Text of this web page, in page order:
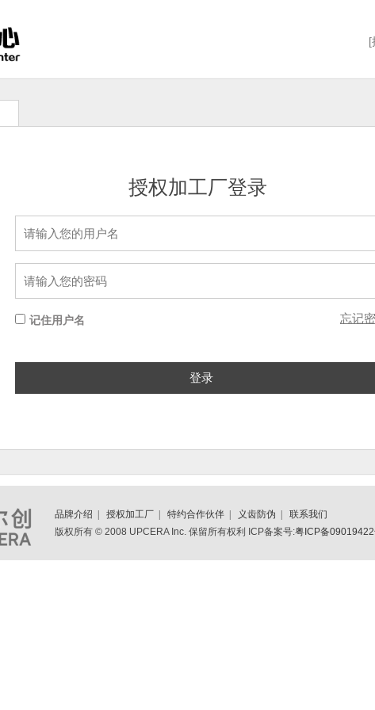
[
授权加工厂登录
记住用户名 忘记
品牌介绍 | 授权加工厂 | 特约合作伙伴 | 义齿防伪 | 联系我们
版权所有 © 2008 UPCERA Inc. 保留所有权利 ICP备案号:粤ICP备